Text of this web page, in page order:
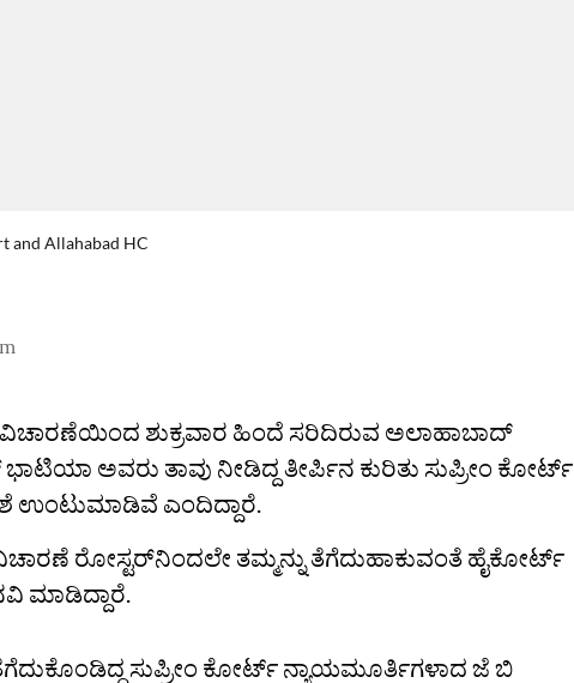
and Allahabad HC
ಶುಕ್ರವಾರ ಹಿಂದೆ ಸರಿದಿರುವ ಅಲಾಹಾಬಾದ್‌
ಅವರು ತಾವು ನೀಡಿದ್ದ ತೀರ್ಪಿನ ಕುರಿತು ಸುಪ್ರೀಂ ಕೋರ್ಟ್
ಉಂಟುಮಾಡಿವೆ ಎಂದಿದ್ದಾರೆ.
ರೋಸ್ಟರ್‌ನಿಂದಲೇ ತಮ್ಮನ್ನು ತೆಗೆದುಹಾಕುವಂತೆ ಹೈಕೋರ್ಟ್‌
ಮಾಡಿದ್ದಾರೆ.
ಸುಪ್ರೀಂ ಕೋರ್ಟ್‌ ನ್ಯಾಯಮೂರ್ತಿಗಳಾದ ಜೆ ಬಿ